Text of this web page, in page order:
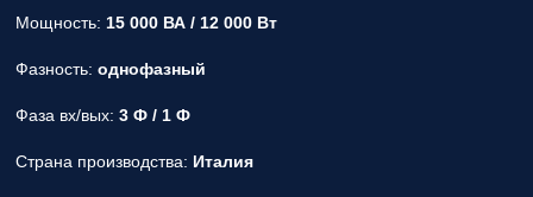
Мощность: 15 000 ВА / 12 000 Вт
Фазность: однофазный
Фаза вх/вых: 3 Ф / 1 Ф
Страна производства: Италия